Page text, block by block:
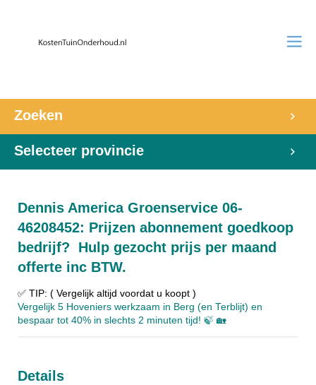
Zoeken
Selecteer provincie
Dennis America Groenservice 06-
46208452: Prijzen abonnement goedkoop
bedrijf? Hulp gezocht prijs per maand
offerte inc BTW.
✅ TIP: ( Vergelijk altijd voordat u koopt )
Vergelijk 5 Hoveniers werkzaam in Berg (en Terblijt) en
bespaar tot 40% in slechts 2 minuten tijd! 🍃 🏡
Details